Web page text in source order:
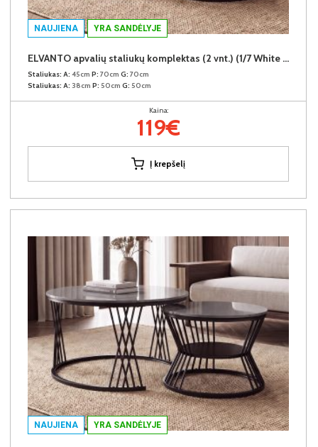
NAUJIENA YRA SANDĖLYJE
ELVANTO apvalių staliukų komplektas (2 vnt.) (1/7 White Marble Gloss)
Staliukas: A: 45cm P: 70cm G: 70cm
Staliukas: A: 38cm P: 50cm G: 50cm
Kaina:
119€
Į krepšelį
NAUJIENA YRA SANDĖLYJE